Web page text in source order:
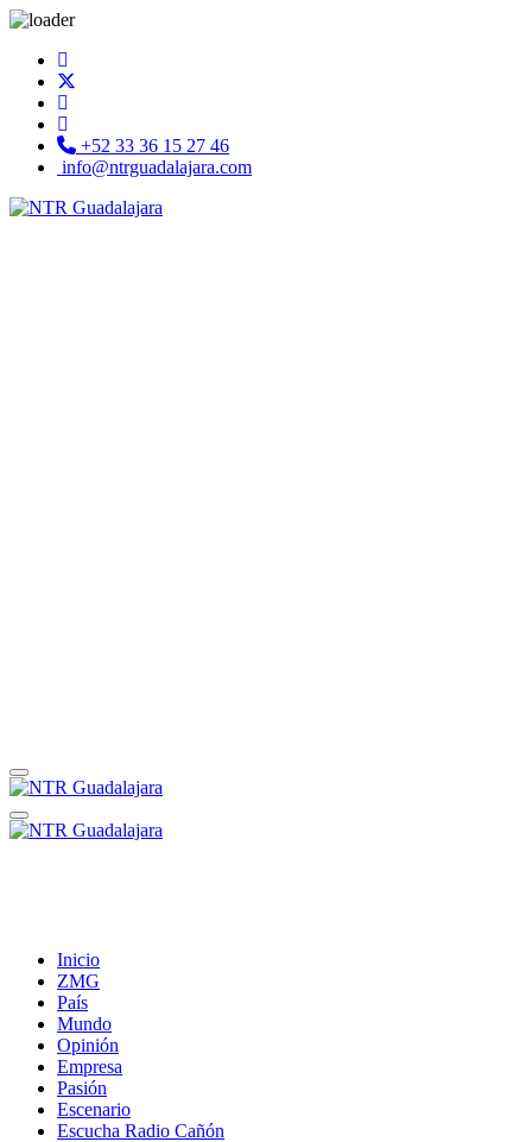
+52 33 36 15 27 46
info@ntrguadalajara.com
Inicio
ZMG
País
Mundo
Opinión
Empresa
Pasión
Escenario
Escucha Radio Cañón